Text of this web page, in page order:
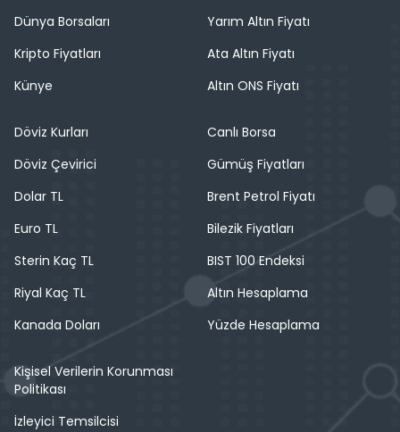
Dünya Borsaları
Kripto Fiyatları
Künye
Yarım Altın Fiyatı
Ata Altın Fiyatı
Altın ONS Fiyatı
Döviz Kurları
Döviz Çevirici
Dolar TL
Euro TL
Sterin Kaç TL
Riyal Kaç TL
Kanada Doları
Canlı Borsa
Gümüş Fiyatları
Brent Petrol Fiyatı
Bilezik Fiyatları
BIST 100 Endeksi
Altın Hesaplama
Yüzde Hesaplama
Kişisel Verilerin Korunması
Politikası
İzleyici Temsilcisi